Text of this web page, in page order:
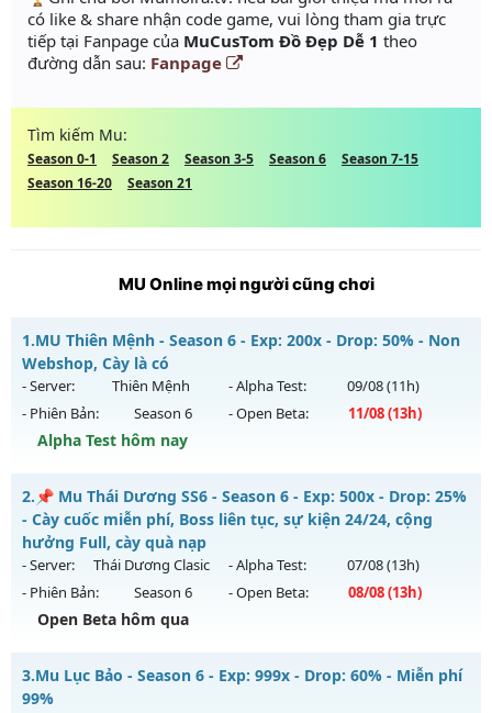
có like & share nhận code game, vui lòng tham gia trực
tiếp tại Fanpage của MuCusTom Đồ Đẹp Dễ 1 theo
đường dẫn sau: Fanpage
Tìm kiếm Mu:
Season 0-1 Season 2 Season 3-5 Season 6
Season 7-15
Season 16-20
Season 21
MU Online mọi người cũng chơi
1.MU Thiên Mệnh - Season 6 - Exp: 200x - Drop: 50% - Non
Webshop, Cày là có
- Server: Thiên Mệnh - Alpha Test: 09/08(11h)
- Phiên Bản:
Season 6 - Open Beta: 11/08(13h)
Alpha Test hôm nay
MU Thiên Mệnh - Non Webshop, Cày là có
Mu mới ra tháng 08 2026 - Mở máy chủThiên Mệnhvào
13h ngày 11/08/2626
Exp: 200x - Drop: 50%
Antihack: Anti
2. 📌 Mu Thái Dương SS6 - Season 6 - Exp: 500x - Drop: 25%
- Cày cuốc miễn phí, Boss liên tục, sự kiện 24/24, cộng
hưởng Full, cày quà nạp
- Server: Thái Dương Clasic - Alpha Test: 07/08(13h)
- Phiên Bản:
Season 6 - Open Beta: 08/08(13h)
Open Beta hôm qua
📌 Mu Thái Dương SS6 - Cày cuốc miễn phí, Boss liên tục,
sự kiện 24/24, cộng hưởng Full, cày quà nạp
3.Mu Lục Bảo - Season 6 - Exp: 999x - Drop: 60% - Miễn phí
99%